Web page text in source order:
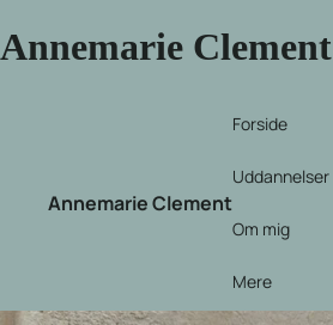
Annemarie Clement
Annemarie Clement
Forside
Uddannelser
Om mig
Mere